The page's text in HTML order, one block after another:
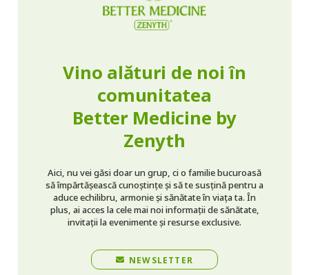
Vino alături de noi în
comunitatea
Better Medicine by
Zenyth
Aici, nu vei găsi doar un grup, ci o familie bucuroasă
să împărtășească cunoștințe și să te susțină pentru a
aduce echilibru, armonie și sănătate în viața ta. În
plus, ai acces la cele mai noi informații de sănătate,
invitații la evenimente și resurse exclusive.
NEWSLETTER